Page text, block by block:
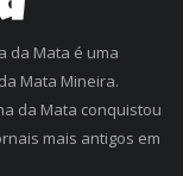
da Mata é uma
Mata Mineira.
da Mata conquistou
mais antigos em